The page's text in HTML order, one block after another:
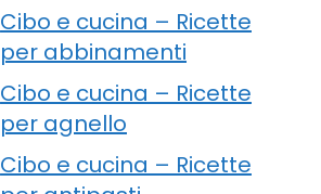
Cibo e cucina – Ricette
per abbinamenti
Cibo e cucina – Ricette
per agnello
Cibo e cucina – Ricette